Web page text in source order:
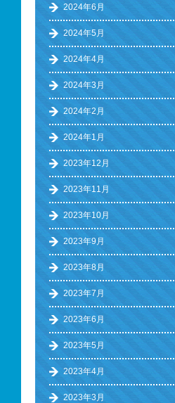
2024年6月
2024年5月
2024年4月
2024年3月
2024年2月
2024年1月
2023年12月
2023年11月
2023年10月
2023年9月
2023年8月
2023年7月
2023年6月
2023年5月
2023年4月
2023年3月